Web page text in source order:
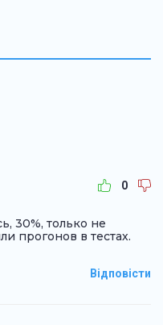
0
30%, только не
прогонов в тестах.
Відповісти